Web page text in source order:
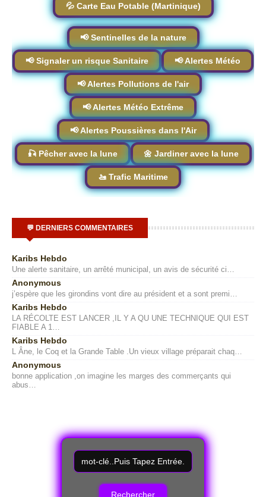
💦 Carte Eau Potable (Martinique)
📢 Sentinelles de la nature
📢 Signaler un risque Sanitaire 📢 Alertes Météo
📢 Alertes Pollutions de l'air
📢 Alertes Météo Extrême
📢 Alertes Poussières dans l'Air
🎣 Pêcher avec la lune 🌼 Jardiner avec la lune
🚤 Trafic Maritime
💬 DERNIERS COMMENTAIRES
Karibs Hebdo
Une alerte sanitaire, un arrêté municipal, un avis de sécurité ci…
Anonymous
j’espère que les girondins vont dire au président et a sont premi…
Karibs Hebdo
LA RÉCOLTE EST LANCER ,IL Y A QU UNE TECHNIQUE QUI EST
FIABLE A 1…
Karibs Hebdo
L Âne, le Coq et la Grande Table .Un vieux village préparait chaq…
Anonymous
bonne application ,on imagine les marges des commerçants qui
abus…
R
e